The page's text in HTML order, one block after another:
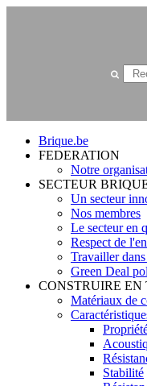
Brique.be
FEDERATION
Notre
SECTEUR
Un secteur
Nos membres
Le secteur en
Respect de
Travailler
Green Deal
CONSTRUIRE EN
Matériaux de
Stabilité